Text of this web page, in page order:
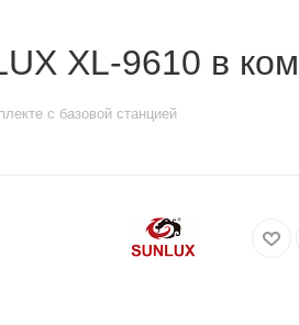
XL-9610 в
с базовой станцией